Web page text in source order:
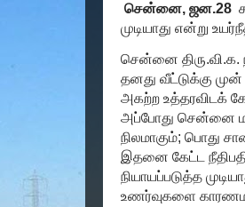
சென்னை, ஜன.28
முடியாது என்று
சென்னை திரு.வி.க.
தனது வீட்டுக்கு
அகற்ற உத்தரவிடக்
அப்போது சென்னை
நிலமாகும்; பொது
இதனை கேட்ட
நியாயப்படுத்த
உணர்வுகளை